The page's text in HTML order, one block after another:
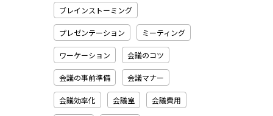
ブレインストーミング
プレゼンテーション ミーティング
ワーケーション 会議のコツ
会議の事前準備 会議マナー
会議効率化 会議室 会議費用